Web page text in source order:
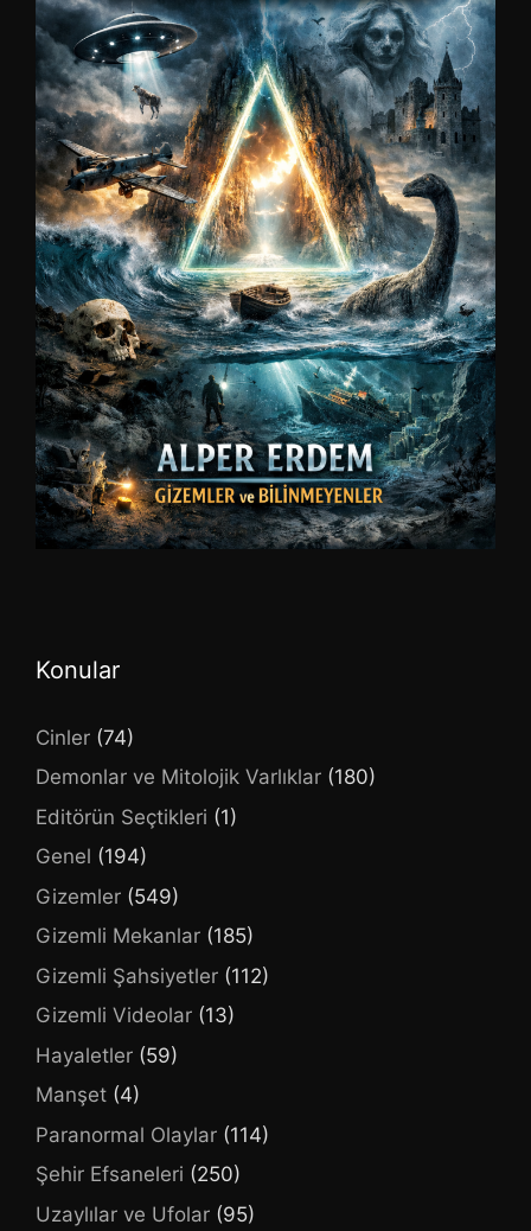
Konular
Cinler (74)
Demonlar ve Mitolojik Varlıklar (180)
Editörün Seçtikleri (1)
Genel (194)
Gizemler (549)
Gizemli Mekanlar (185)
Gizemli Şahsiyetler (112)
Gizemli Videolar (13)
Hayaletler (59)
Manşet (4)
Paranormal Olaylar (114)
Şehir Efsaneleri (250)
Uzaylılar ve Ufolar (95)